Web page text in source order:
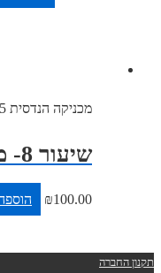
מכניקה הנדסית 2025 (חדש)
שיעור 8- מבחן לדוגמה
₪ הוספה לסל